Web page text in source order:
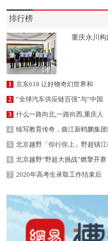
排行榜
重庆永川
1 京东618 让好物奇幻世界和
2 “全球汽车供应链百强”与“中国
3 什么一路向北,一路向西,重庆人
4 续写教育传奇，曲江新鸥鹏集团
5 北京越野「你行你上」野超镇
6 北京越野“野超大挑战”燃擎开赛
7 2020年高考生录取工作结束后